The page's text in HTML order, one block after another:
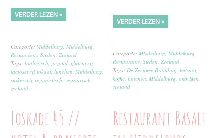
VERDER LEZEN »
Categorie:Middelburg,Middelburg,
Restaurants,Steden,Zeeland
Tags:biologisch, gezond, glutenvrij,
lactosevrij,lokaal,lunchen,Middelburg,
suikervrij, veganistisch, vegetarisch,
zeeland
VERDER LEZEN »
Categorie:Middelburg,Middelburg,
Restaurants,Steden,Zeeland
Tags:De Zeeuwse Branding,hotspot,
koffie,lunchen,Middelburg,ontbijten,
zeeland
Loskade 45 //
Restaurant Basalt